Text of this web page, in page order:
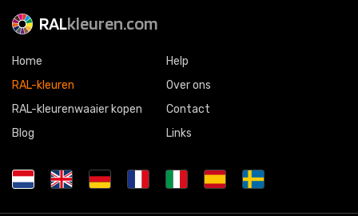
RALkleuren.com
Home
RAL-kleuren
RAL-kleurenwaaier kopen
Blog
Help
Over ons
Contact
Links